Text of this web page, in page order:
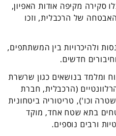
סקירה מקיפה אודות האפיון,
של הרכבלית, וזכו
ולהיכרויות בין המשתתפים,
חדשים.
ומלמד בנושאים כגון שרשרת
(הרכבלית, חברת
וכו'), טריטוריה ביטחונית
בתא שטח אחד, מוקד
ורבים נוספים.